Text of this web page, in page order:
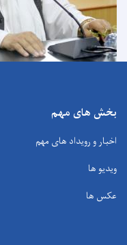
بخش های مهم
اخبار و رویداد های مهم
ویدیو ها
عکس ها